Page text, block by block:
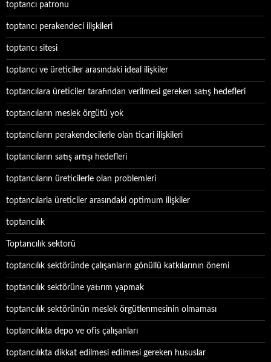
toptancı patronu
toptancı perakendeci ilişkileri
toptancı sitesi
toptancı ve üreticiler arasındaki ideal ilişkiler
toptancılara üreticiler tarafından verilmesi gereken satış hedefleri
toptancıların meslek örgütü yok
toptancıların perakendecilerle olan ticari ilişkileri
toptancıların satış artışı hedefleri
toptancıların üreticilerle olan problemleri
toptancılarla üreticiler arasındaki optimum ilişkiler
toptancılık
Toptancılık sektorü
toptancılık sektöründe çalışanların gönüllü katkılarının önemi
toptancılık sektörüne yatırım yapmak
toptancılık sektörünün meslek örgütlenmesinin olmaması
toptancılıkta depo ve ofis çalışanları
toptancılıkta dikkat edilmesi edilmesi gereken hususlar